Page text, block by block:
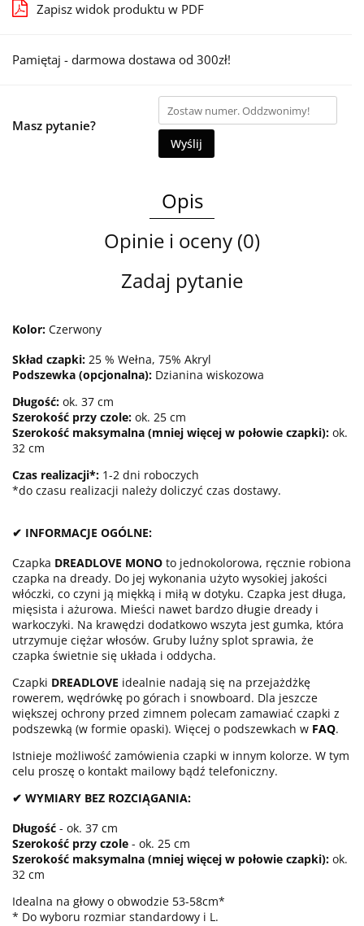
Zapisz widok produktu w PDF
Pamiętaj - darmowa dostawa od 300zł!
Masz pytanie?
Wyślij
Opis
Opinie i oceny (0)
Zadaj pytanie
Kolor: Czerwony
Skład czapki: 25 % Wełna, 75% Akryl
Podszewka (opcjonalna): Dzianina wiskozowa
Długość: ok. 37 cm
Szerokość przy czole: ok. 25 cm
Szerokość maksymalna (mniej więcej w połowie czapki): ok.
32 cm
Czas realizacji*: 1-2 dni roboczych
*do czasu realizacji należy doliczyć czas dostawy.
✔ INFORMACJE OGÓLNE:
Czapka DREADLOVE MONO to jednokolorowa, ręcznie robiona
czapka na dready. Do jej wykonania użyto wysokiej jakości
włóczki, co czyni ją miękką i miłą w dotyku. Czapka jest długa,
mięsista i ażurowa. Mieści nawet bardzo długie dready i
warkoczyki. Na krawędzi dodatkowo wszyta jest gumka, która
utrzymuje ciężar włosów. Gruby luźny splot sprawia, że
czapka świetnie się układa i oddycha.
Czapki DREADLOVE idealnie nadają się na przejażdżkę
rowerem, wędrówkę po górach i snowboard. Dla jeszcze
większej ochrony przed zimnem polecam zamawiać czapki z
podszewką (w formie opaski). Więcej o podszewkach w FAQ.
Istnieje możliwość zamówienia czapki w innym kolorze. W tym
celu proszę o kontakt mailowy bądź telefoniczny.
✔ WYMIARY BEZ ROZCIĄGANIA:
Długość - ok. 37 cm
Szerokość przy czole - ok. 25 cm
Szerokość maksymalna (mniej więcej w połowie czapki): ok.
32 cm
Idealna na głowy o obwodzie 53-58cm*
* Do wyboru rozmiar standardowy i L.